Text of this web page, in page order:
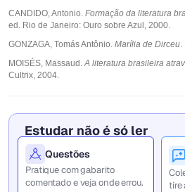
CANDIDO, Antonio. Formação da literatura
ed. Rio de Janeiro: Ouro sobre Azul, 2000.
GONZAGA, Tomás Antônio. Marília de Dirceu.
MOISÉS, Massaud.A literatura brasileira
Cultrix, 2004.
Estudar não é só ler
Questões
Pratique com gabarito
comentado e veja onde errou.
tire